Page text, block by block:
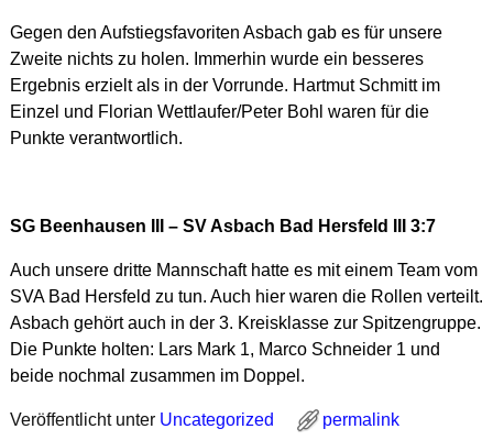
Gegen den Aufstiegsfavoriten Asbach gab es für unsere
Zweite nichts zu holen. Immerhin wurde ein besseres
Ergebnis erzielt als in der Vorrunde. Hartmut Schmitt im
Einzel und Florian Wettlaufer/Peter Bohl waren für die
Punkte verantwortlich.
SG Beenhausen III – SV Asbach Bad Hersfeld III 3:7
Auch unsere dritte Mannschaft hatte es mit einem Team vom
SVA Bad Hersfeld zu tun. Auch hier waren die Rollen verteilt.
Asbach gehört auch in der 3. Kreisklasse zur Spitzengruppe.
Die Punkte holten: Lars Mark 1, Marco Schneider 1 und
beide nochmal zusammen im Doppel.
Veröffentlicht unter Uncategorized permalink